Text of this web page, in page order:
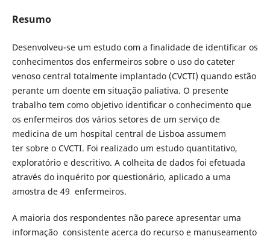
Resumo
Desenvolveu-se um estudo com a ﬁnalidade de identiﬁcar os
conhecimentos dos enfermeiros sobre o uso do cateter
venoso central totalmente implantado (CVCTI) quando estão
perante um doente em situação paliativa. O presente
trabalho tem como objetivo identiﬁcar o conhecimento que
os enfermeiros dos vários setores de um serviço de
medicina de um hospital central de Lisboa assumem
ter sobre o CVCTI. Foi realizado um estudo quantitativo,
exploratório e descritivo. A colheita de dados foi efetuada
através do inquérito por questionário, aplicado a uma
amostra de 49 enfermeiros.
A maioria dos respondentes não parece apresentar uma
informação consistente acerca do recurso e manuseamento